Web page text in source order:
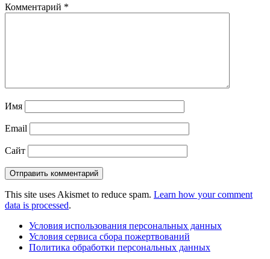
Комментарий *
Имя
Email
Сайт
This site uses Akismet to reduce spam. Learn how your comment
data is processed.
Условия использования персональных данных
Условия сервиса сбора пожертвований
Политика обработки персональных данных